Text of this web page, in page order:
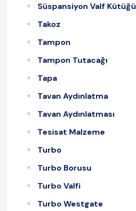
Süspansiyon Valf Kütüğü
Takoz
Tampon
Tampon Tutacağı
Tapa
Tavan Aydınlatma
Tavan Aydınlatması
Tesisat Malzeme
Turbo
Turbo Borusu
Turbo Valfi
Turbo Westgate